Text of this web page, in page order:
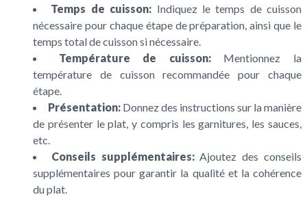
Temps de cuisson: Indiquez le temps de cuisson
nécessaire pour chaque étape de préparation, ainsi que le
temps total de cuisson si nécessaire.
Température de cuisson:Mentionnez la
température de cuisson recommandée pour chaque
étape.
Présentation: Donnez des instructions sur la manière
de présenter le plat, y compris les garnitures, les sauces,
etc.
Conseils supplémentaires:Ajoutez des conseils
supplémentaires pour garantir la qualité et la cohérence
du plat.